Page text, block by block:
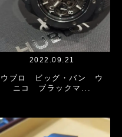
2022.09.21
ウブロ ビッグ・バン ウ
ニコ ブラックマ...